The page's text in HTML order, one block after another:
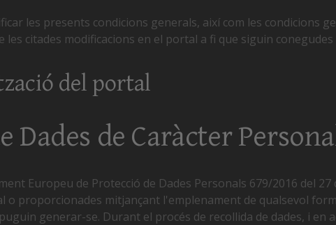
les presents condicions generals, així com les condicions
citades modificacions en el portal a fi que siguin
del portal
Dades de Caràcter
Europeu de Protecció de Dades Personals 679/2016 del
o proporcionades mitjançant l'emplenament de qualsevol
generar-se. Durant el procés de recollida de dades, i en